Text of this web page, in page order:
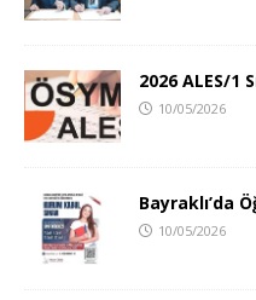
2026 ALES/1
10/05/2026
Bayraklı’da
10/05/2026